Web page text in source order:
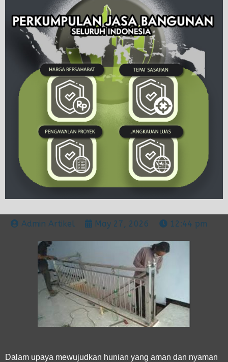
Admin Artikel May 27, 2026 12:44 pm
Dalam upaya mewujudkan hunian yang aman dan nyaman